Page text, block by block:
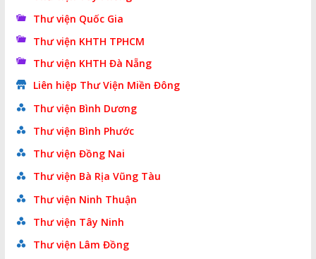
Thư viện Quốc Gia
Thư viện KHTH TPHCM
Thư viện KHTH Đà Nẵng
Liên hiệp Thư Viện Miền Đông
Thư viện Bình Dương
Thư viện Bình Phước
Thư viện Đồng Nai
Thư viện Bà Rịa Vũng Tàu
Thư viện Ninh Thuận
Thư viện Tây Ninh
Thư viện Lâm Đồng